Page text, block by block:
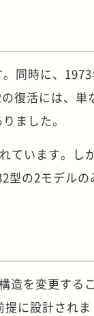
同時に、
復活には、単
ました。
ています。し
型の2モデルの
造を変更する
提に設計され